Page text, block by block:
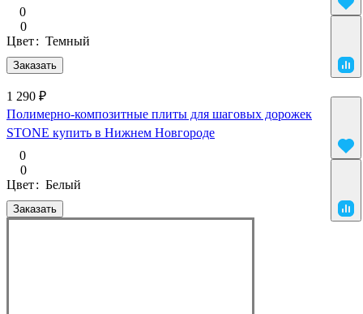
0
0
Заказать
Цвет: Темный
1 290 ₽
Полимерно-композитные плиты для шаговых дорожек
STONE купить в Нижнем Новгороде
0
0
Заказать
Цвет: Белый